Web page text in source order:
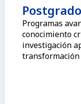
Postgrado
Programas
conocimiento
investigación
transformación